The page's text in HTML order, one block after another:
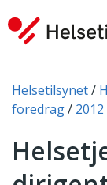
Du er her:
Helsetilsynet
foredrag
2012